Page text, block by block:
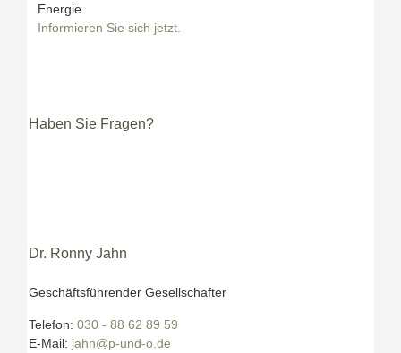
Energie.
Informieren Sie sich jetzt.
Haben Sie Fragen?
Dr. Ronny Jahn
Geschäftsführender Gesellschafter
Telefon: 030 - 88 62 89 59
E-Mail: jahn@p-und-o.de